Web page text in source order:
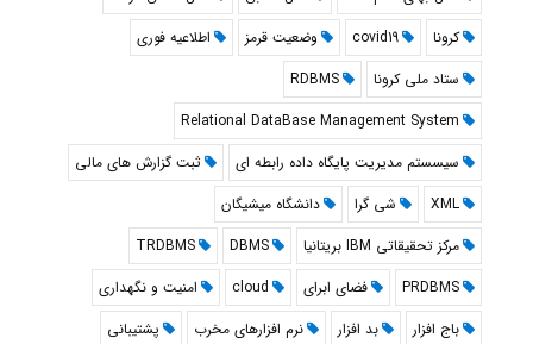
کرونا
covid19 وضعیت قرمز
اطلاعیه فوری
ستاد ملی کرونا
RDBMS
Relational DataBase Management System
سیسستم مدیریت پایگاه داده رابطه ای
ثبت گزارش های مالی
XML
شی گرا
دانشگاه میشیگان
مرکز تحقیقاتی IBM بریتانیا
DBMS
TRDBMS
PRDBMS
فضای ابرای cloud
امنیت و نگهداری
باج افزار
بد افزار نرم افزارهای مخرب
پشتیبانی